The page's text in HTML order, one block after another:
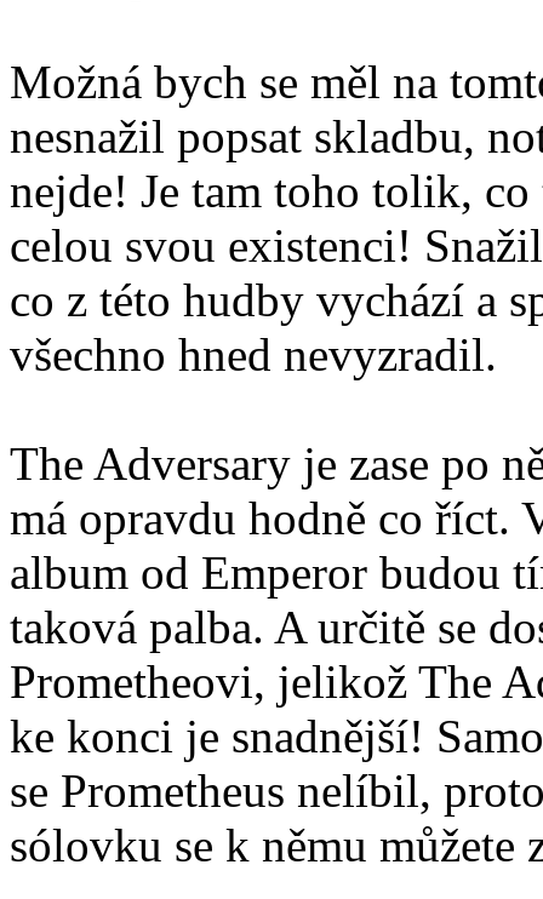
Možná bych se měl na
nesnažil popsat skladbu,
nejde! Je tam toho tolik,
celou svou existenci!
co z této hudby vychází a
všechno hned nevyzradil.
The Adversary je zase po
má opravdu hodně co říct.
album od Emperor budou
taková palba. A určitě se
Prometheovi, jelikož The
ke konci je snadnější!
se Prometheus nelíbil,
sólovku se k němu můžete